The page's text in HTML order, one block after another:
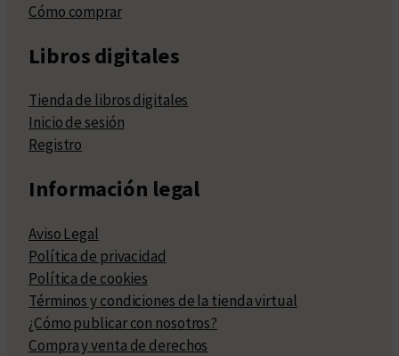
Cómo comprar
Libros digitales
Tienda de libros digitales
Inicio de sesión
Registro
Información legal
Aviso Legal
Política de privacidad
Política de cookies
Términos y condiciones de la tienda virtual
¿Cómo publicar con nosotros?
Compra y venta de derechos